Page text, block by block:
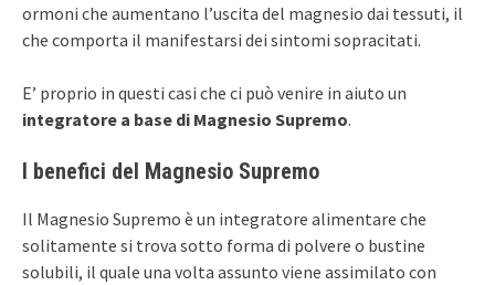
ormoni che aumentano l’uscita del magnesio dai tessuti, il
che comporta il manifestarsi dei sintomi sopracitati.
E’ proprio in questi casi che ci può venire in aiuto un
integratore a base di Magnesio Supremo.
I benefici del Magnesio Supremo
Il Magnesio Supremo è un integratore alimentare che
solitamente si trova sotto forma di polvere o bustine
solubili, il quale una volta assunto viene assimilato con